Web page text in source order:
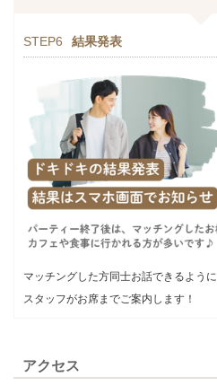
STEP6 結果発表
マッチングした方同士お話できるように
スタッフがお席までご案内します！
アクセス